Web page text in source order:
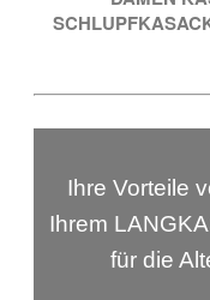
Ihre Vorteile
Ihrem
für die